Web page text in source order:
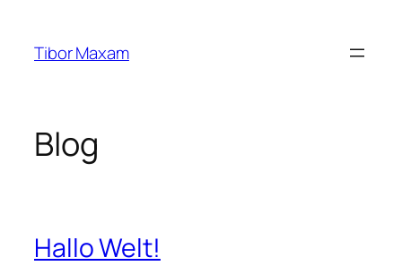
springen
Tibor Maxam
Blog
Hallo Welt!